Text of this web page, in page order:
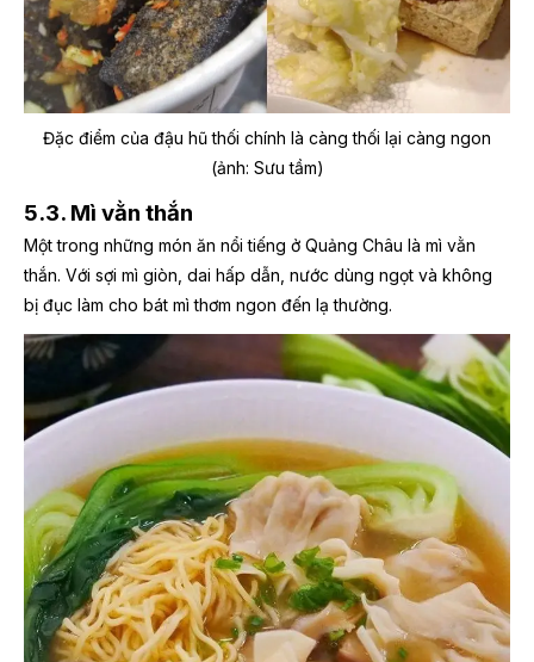
Đặc điểm của đậu hũ thối chính là càng thối lại càng ngon
(ảnh: Sưu tầm)
5.3. Mì vằn thắn
Một trong những món ăn nổi tiếng ở Quảng Châu là mì vằn
thắn. Với sợi mì giòn, dai hấp dẫn, nước dùng ngọt và không
bị đục làm cho bát mì thơm ngon đến lạ thường.